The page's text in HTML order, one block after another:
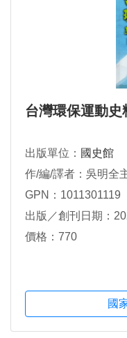
台灣環保運動史
出版單位： 國史館
作/編/譯者：吳明全
GPN：1011301119
出版／創刊日期：
價格：770
國